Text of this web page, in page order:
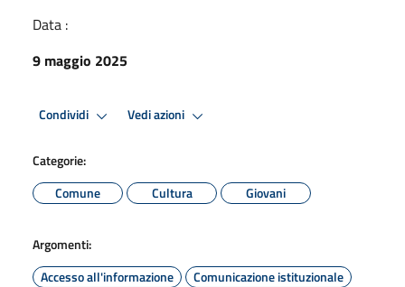
Data :
9 maggio 2025
Condividi Vedi azioni
Categorie:
Comune
Cultura Giovani
Argomenti:
Accesso all'informazione
Comunicazione istituzionale